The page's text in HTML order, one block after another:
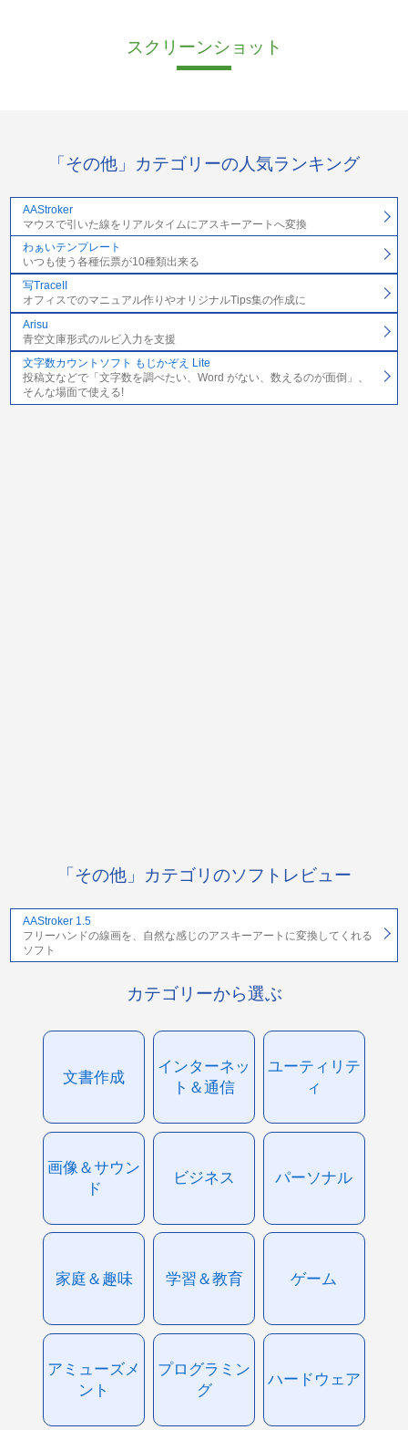
スクリーンショット
「その他」カテゴリーの人気ランキング
AAStroker
マウスで引いた線をリアルタイムにアスキーアートへ変換
わぁいテンプレート
いつも使う各種伝票が10種類出来る
写TraceII
オフィスでのマニュアル作りやオリジナルTips集の作成に
Arisu
青空文庫形式のルビ入力を支援
文字数カウントソフト もじかぞえ Lite
投稿文などで「文字数を調べたい、Word がない、数えるのが面倒」、
そんな場面で使える!
「その他」カテゴリのソフトレビュー
AAStroker 1.5
フリーハンドの線画を、自然な感じのアスキーアートに変換してくれる
ソフト
カテゴリーから選ぶ
文書作成
インターネッ
ト＆通信
ユーティリテ
ィ
画像＆サウン
ド
ビジネス パーソナル
家庭＆趣味 学習＆教育 ゲーム
アミューズメ
ント
プログラミン
グ
ハードウェア